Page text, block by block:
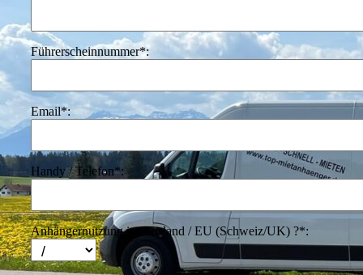
Führerscheinnummer*:
Email*:
Handy / Telefon*:
Anhängernutzung im Ausland / EU (Schweiz/UK) ?*: